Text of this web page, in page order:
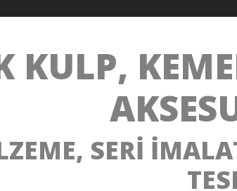
KULP,
SERİ